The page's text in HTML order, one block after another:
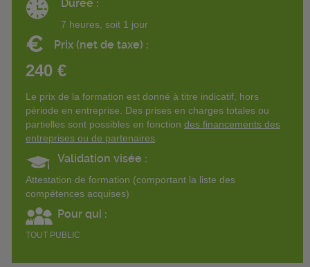
Durée :
7 heures, soit 1 jour
€ Prix (net de taxe) :
240 €
Le prix de la formation est donné à titre indicatif, hors
période en entreprise. Des prises en charges totales ou
partielles sont possibles en fonction des financements des
entreprises ou de partenaires
Validation visée :
Attestation de formation (comportant la liste des
compétences acquises)
Pour qui :
TOUT PUBLIC